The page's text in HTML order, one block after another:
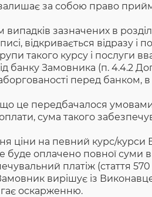
залишає за собою право
зазначених в
відкривається відразу
такого курсу і послуги
банку Замовника (п. 4.4.2
перед
це передбачалося
сума такого
ціни на певний курс/
оплачено повної суми
платіж (стаття
вирішує із
оскарженню.